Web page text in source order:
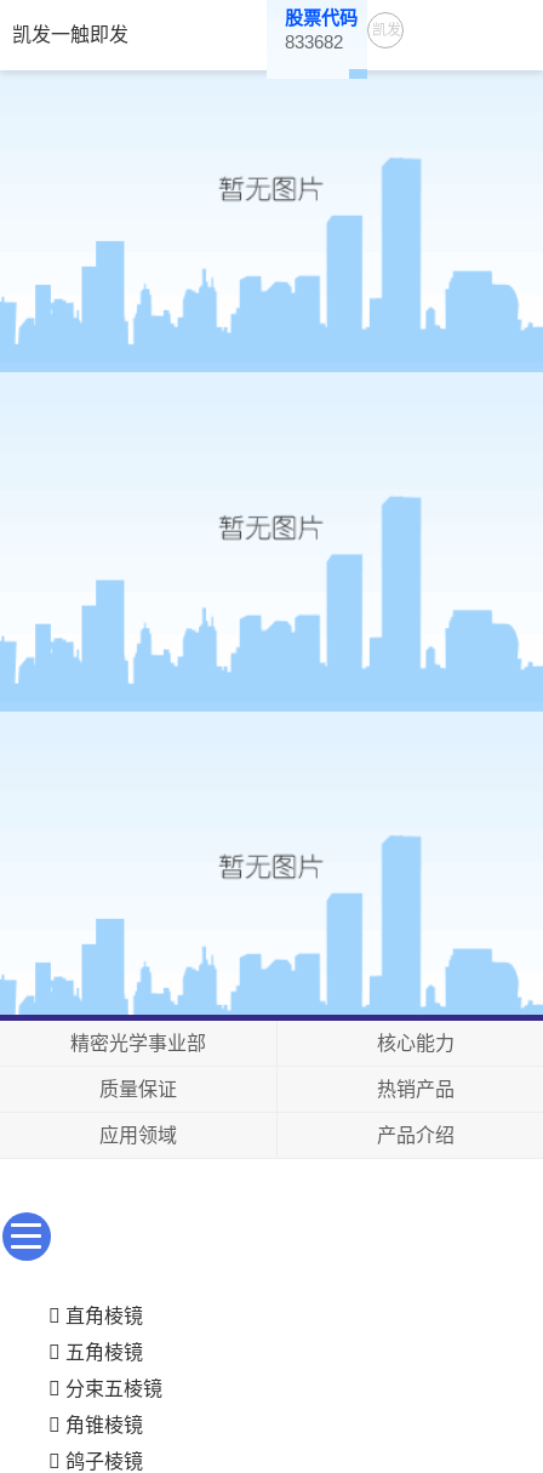
凯发一触即发
股票代码
833682
凯发
精密光学事业部 核心能力
质量保证 热销产品
应用领域 产品介绍
直角棱镜
五角棱镜
分束五棱镜
角锥棱镜
鸽子棱镜